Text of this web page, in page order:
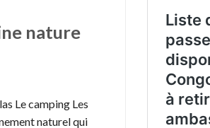
nature
Le camping Les
naturel qui